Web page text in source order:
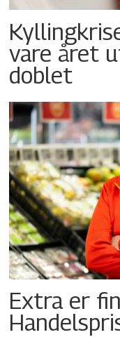
vare året
doblet
Extra er